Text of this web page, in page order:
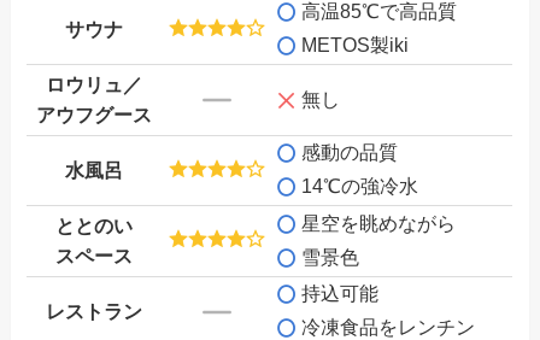
サウナ
高温85℃で高品質
METOS製iki
ロウリュ／
アウフグース
無し
水風呂
感動の品質
14℃の強冷水
ととのい
スペース
星空を眺めながら
雪景色
レストラン
持込可能
冷凍食品をレンチン